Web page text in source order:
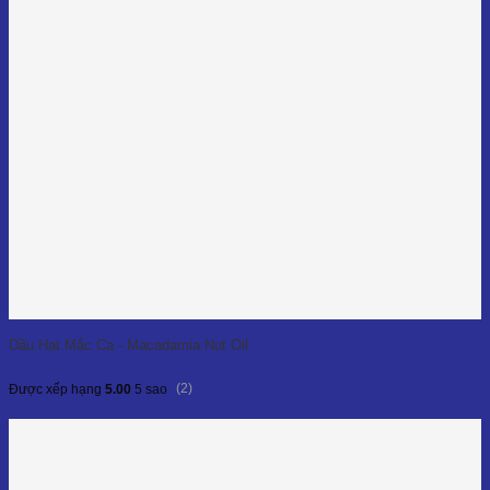
Dầu Hạt Mắc Ca - Macadamia Nut Oil
Được xếp hạng 5.00 5 sao (2)